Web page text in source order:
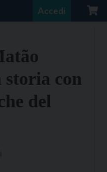
Accedi
storia con
del